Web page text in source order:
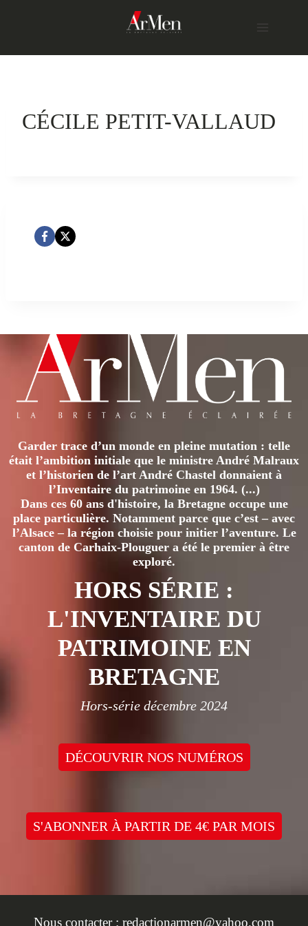
CÉCILE PETIT-VALLAUD
Garder trace d’un monde en pleine mutation : telle
était l’ambition initiale que le ministre André Malraux
et l’historien de l’art André Chastel donnaient à
l’Inventaire du patrimoine en 1964. (...)
Dans ces 60 ans d'histoire, la Bretagne occupe une
place particulière. Notamment parce que c’est – avec
l’Alsace – la région choisie pour initier l’aventure. Le
canton de Carhaix-Plouguer a été le premier à être
exploré.
HORS SÉRIE :
L'INVENTAIRE DU
PATRIMOINE EN
BRETAGNE
Hors-série décembre 2024
DÉCOUVRIR NOS NUMÉROS
S'ABONNER À PARTIR DE 4€ PAR MOIS
Nous contacter : redactionarmen@yahoo.com